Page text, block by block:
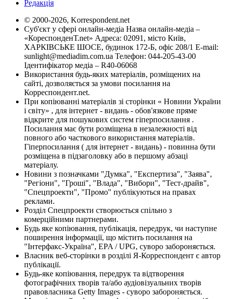
Редакція
© 2000-2026, Korrespondent.net
Суб'єкт у сфері онлайн-медіа Назва онлайн-медіа –
«КореспонденТ.net» Адреса: 02091, місто Київ,
ХАРКІВСЬКЕ ШОСЕ, будинок 172-Б, офіс 208/1 E-mail:
sunlight@mediadim.com.ua Телефон: 044-205-43-00
Ідентифікатор медіа – R40-06068
Використання будь-яких матеріалів, розміщених на
сайті, дозволяється за умови посилання на
Корреспондент.net.
При копіюванні матеріалів зі сторінки « Новини України
і світу» , для інтернет - видань - обов'язкове пряме
відкрите для пошукових систем гіперпосилання .
Посилання має бути розміщена в незалежності від
повного або часткового використання матеріалів.
Гіперпосилання ( для інтернет - видань) - повинна бути
розміщена в підзаголовку або в першому абзаці
матеріалу.
Новини з позначками "Думка", "Експертиза", "Заява",
"Регіони", "Гроші", "Влада", "Вибори", "Тест-драйв",
"Спецпроекти", "Промо" публікуються на правах
реклами.
Розділ Спецпроекти створюється спільно з
комерційними партнерами.
Будь яке копіювання, публікація, передрук, чи наступне
поширення інформації, що містить посилання на
"Інтерфакс-Україна", EPA / UPG, суворо забороняється.
Власник веб-сторінки в розділі Я-Корреспондент є автор
публікації.
Будь-яке копіювання, передрук та відтворення
фотографічних творів та/або аудіовізуальних творів
правовласника Getty Images - суворо забороняється.